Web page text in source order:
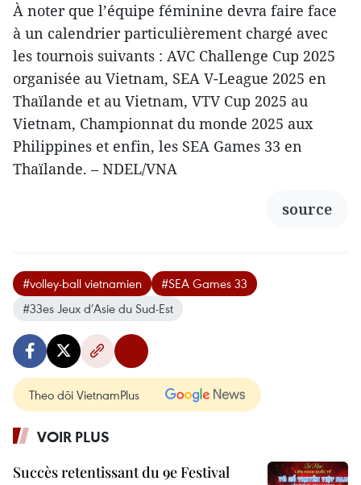
À noter que l’équipe féminine devra faire face
à un calendrier particulièrement chargé avec
les tournois suivants : AVC Challenge Cup 2025
organisée au Vietnam, SEA V-League 2025 en
Thaïlande et au Vietnam, VTV Cup 2025 au
Vietnam, Championnat du monde 2025 aux
Philippines et enfin, les SEA Games 33 en
Thaïlande. – NDEL/VNA
source
#volley-ball vietnamien
#SEA Games 33
#33es Jeux d’Asie du Sud-Est
Theo dõi VietnamPlus
VOIR PLUS
Succès retentissant du 9e Festival